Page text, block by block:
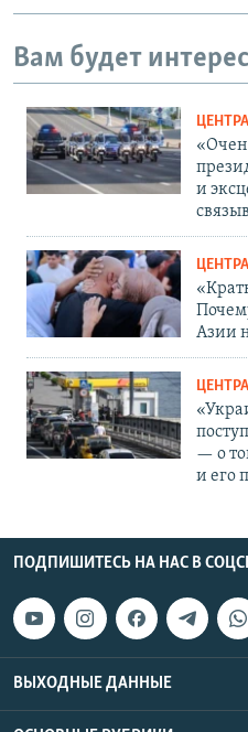
Вам будет
и
Азии
— о
и его
ПОДПИШИТЕСЬ НА НАС В
ВЫХОДНЫЕ ДАННЫЕ